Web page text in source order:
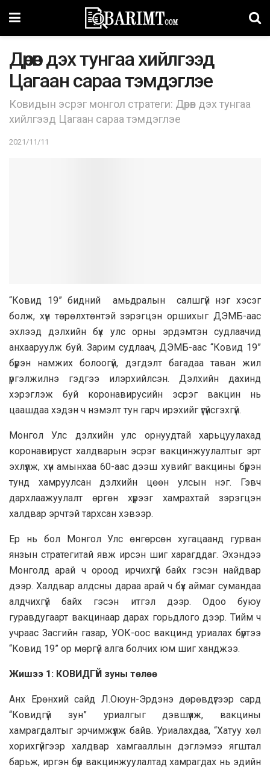
Дөрөв дэх тунгаа хийлгээд
Цагаан сараа тэмдэглэе
Ковидын эсрэг монгол стратеги: Дөрөв дэх тунгаа
хийлгээд Цагаан сараа тэмдэглэе
2021/11/11
“Ковид 19” бидний амьдралын салшгүй нэг хэсэг
болж, хүн төрөлхтөнтэй зэрэгцэн оршихыг ДЭМБ-аас
эхлээд дэлхийн бүх улс орны эрдэмтэн судлаачид
анхааруулж буй. Зарим судлаач, ДЭМБ-аас “Ковид 19”
бүрэн намжих болоогүй, дэгдэлт багадаа таван жил
үргэлжилнэ гэдгээ илэрхийлсэн. Дэлхийн дахинд
хэрэглэж буй коронавирусийн эсрэг вакцин нь
цаашдаа хэдэн ч нэмэлт тун гарч ирэхийг үгүйсгэхгүй.
Монгол Улс дэлхийн улс орнуудтай харьцуулахад
коронавируст халдварын эсрэг вакцинжуулалтыг эрт
эхлүүлж, хүн амынхаа 60-аас дээш хувийг вакцины бүрэн
тунд хамруулсан дэлхийн цөөн улсын нэг. Гэвч
дархлаажуулалт өргөн хүрээг хамрахтай зэрэгцэн
халдвар эрчтэй тархсан хэвээр.
Ер нь бол Монгол Улс өнгөрсөн хугацаанд гурван
янзын стратегитай явж ирсэн шиг харагддаг. Эхэндээ
Монголд арай ч ороод ирчихгүй байх гэсэн найдвар
дээр. Халдвар алдсны дараа арай ч бүх аймаг сумандаа
алдчихгүй байх гэсэн итгэл дээр. Одоо буюу
гуравдугаарт вакцинаар дарах горьдлого дээр. Тийм ч
учраас Засгийн газар, УОК-оос вакцинд уриалах бүртээ
“Ковид 19” ор мөргүй алга болчих юм шиг ханджээ.
Жишээ 1: КОВИДГҮЙ зуны төлөө
Анх Ерөнхий сайд Л.Оюун-Эрдэнэ дөрөвдүгээр сард
“Ковидгүй зун” уриалгыг дэвшүүлж, вакцины
хамрагдалтыг эрчимжүүлж байв. Уриалахдаа, “Хатуу хөл
хорихгүйгээр халдвар хамгааллын дэглэмээ ягштал
барьж, иргэн бүр вакцинжуулалтад хамрагдах нь эдийн